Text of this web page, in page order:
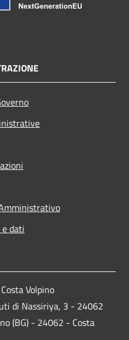
dati
Volpino
di Nassiriya, 3 - 24062
(BG) - 24062 - Costa